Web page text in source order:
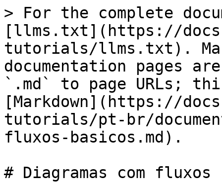
> For the complete
[llms.txt](https://
tutorials/llms.txt).
documentation pages
`.md` to page URLs;
[Markdown](https://
tutorials/pt-br/
fluxos-basicos.md).
# Diagramas com fluxos